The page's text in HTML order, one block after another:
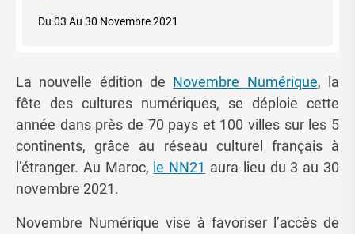
Du 03 Au 30 Novembre 2021
La nouvelle édition de Novembre Numérique, la
fête des cultures numériques, se déploie cette
année dans près de 70 pays et 100 villes sur les 5
continents, grâce au réseau culturel français à
l’étranger. Au Maroc, le NN21 aura lieu du 3 au 30
novembre 2021.
Novembre Numérique vise à favoriser l’accès de